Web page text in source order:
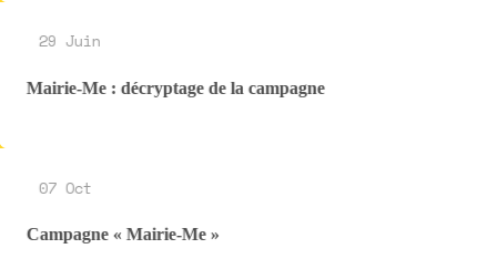
29 Juin
Mairie-Me : décryptage de la campagne
07 Oct
Campagne « Mairie-Me »